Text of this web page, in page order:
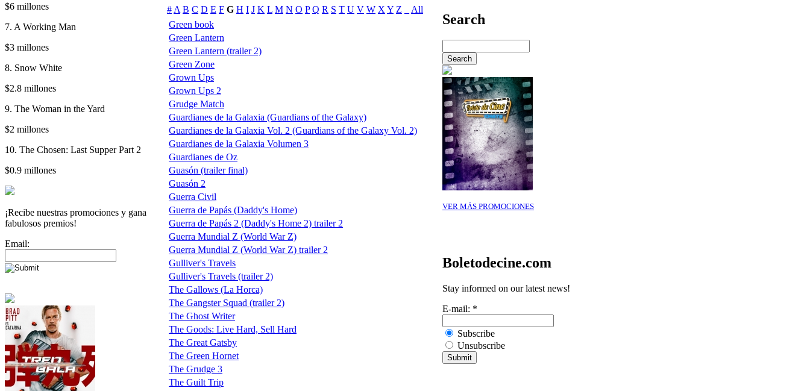
$6 millones
7. A Working Man
$3 millones
8. Snow White
$2.8 millones
9. The Woman in the Yard
$2 millones
10. The Chosen: Last Supper Part 2
$0.9 millones
¡Recibe nuestras promociones y gana
fabulosos premios!
Email:
# A B C D E F G H I J K L M N O P Q R S T U V W X Y Z
All
Green book
Green Lantern
Green Lantern (trailer 2)
Green Zone
Grown Ups
Grown Ups 2
Grudge Match
Guardianes de la Galaxia (Guardians of the Galaxy)
Guardianes de la Galaxia Vol. 2 (Guardians of the Galaxy Vol. 2)
Guardianes de la Galaxia Volumen 3
Guardianes de Oz
Guasón (trailer final)
Guasón 2
Guerra Civil
Guerra de Papás (Daddy's Home)
Guerra de Papás 2 (Daddy's Home 2) trailer 2
Guerra Mundial Z (World War Z)
Guerra Mundial Z (World War Z) trailer 2
Gulliver's Travels
Gulliver's Travels (trailer 2)
The Gallows (La Horca)
The Gangster Squad (trailer 2)
The Ghost Writer
The Goods: Live Hard, Sell Hard
The Great Gatsby
The Green Hornet
The Grudge 3
The Guilt Trip
Search
VER MÁS PROMOCIONES
Boletodecine.com
Stay informed on our latest news!
E-mail: *
Subscribe
Unsubscribe